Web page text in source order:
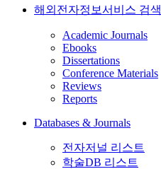
해외전자정보서비스 검색
Academic Journals
Ebooks
Dissertations
Conference Materials
Reviews
Reports
Databases & Journals
전자저널 리스트
학술DB 리스트